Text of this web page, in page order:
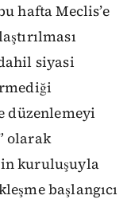
hafta Meclis’e
siyasi
düzenlemeyi
olarak
kuruluşuyla
başlangıcı